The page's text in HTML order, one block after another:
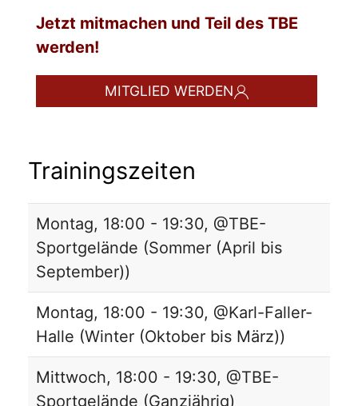
Jetzt mitmachen und Teil des TBE
werden!
MITGLIED WERDEN
Trainingszeiten
Montag, 18:00 - 19:30, @TBE-
Sportgelände (Sommer (April bis
September))
Montag, 18:00 - 19:30, @Karl-Faller-
Halle (Winter (Oktober bis März))
Mittwoch, 18:00 - 19:30, @TBE-
Sportgelände (Ganzjährig)